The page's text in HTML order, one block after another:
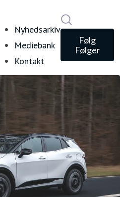
Nyhedsarkiv
Mediebank
Kontakt
Følg
Følger